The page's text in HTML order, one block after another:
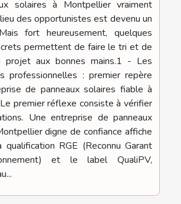
solaires à Montpellier vraiment
des opportunistes est devenu un
fort heureusement, quelques
permettent de faire le tri et de
projet aux bonnes mains.1 - Les
professionnelles : premier repère
de panneaux solaires fiable à
premier réflexe consiste à vérifier
Une entreprise de panneaux
digne de confiance affiche
qualification RGE (Reconnu Garant
et le label QualiPV,